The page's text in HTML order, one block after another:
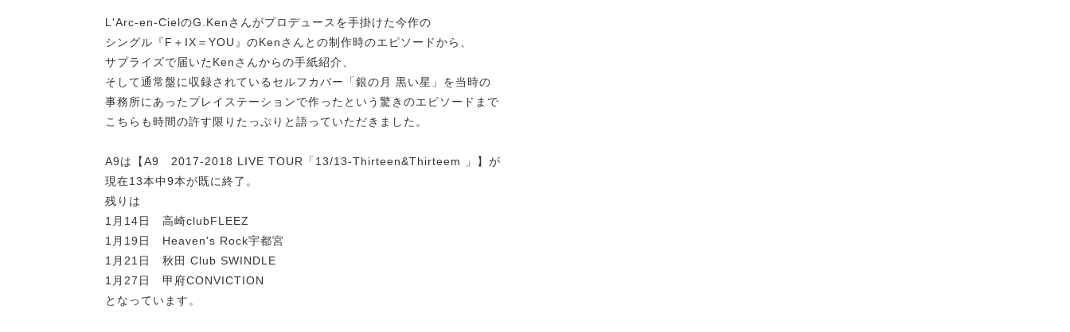
L'Arc-en-CielのG.Kenさんがプロデュースを手掛けた今作の
シングル『F＋IX＝YOU』のKenさんとの制作時のエピソードから、
サプライズで届いたKenさんからの手紙紹介、
そして通常盤に収録されているセルフカバー「銀の月 黒い星」を当時の
事務所にあったプレイステーションで作ったという驚きのエピソードまで
こちらも時間の許す限りたっぷりと語っていただきました。
A9は【A9 2017-2018 LIVE TOUR「13/13-Thirteen&Thirteem 」】が
現在13本中9本が既に終了。
残りは
1月14日 高崎clubFLEEZ
1月19日 Heaven's Rock宇都宮
1月21日 秋田 Club SWINDLE
1月27日 甲府CONVICTION
となっています。